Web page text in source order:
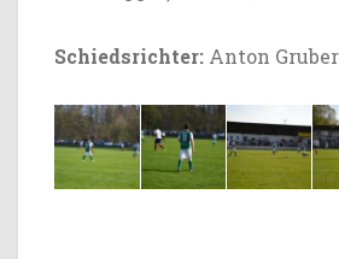
Schiedsrichter: Anton Gruber